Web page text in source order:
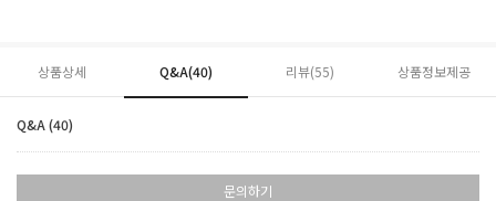
상품상세 Q&A(40) 리뷰(55) 상품정보제공
Q&A (40)
문의하기